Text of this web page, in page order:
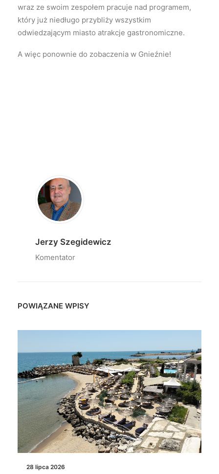
wraz ze swoim zespołem pracuje nad programem,
który już niedługo przybliży wszystkim
odwiedzającym miasto atrakcje gastronomiczne.
A więc ponownie do zobaczenia w Gnieźnie!
Jerzy Szegidewicz
Komentator
POWIĄZANE WPISY
28 lipca 2026